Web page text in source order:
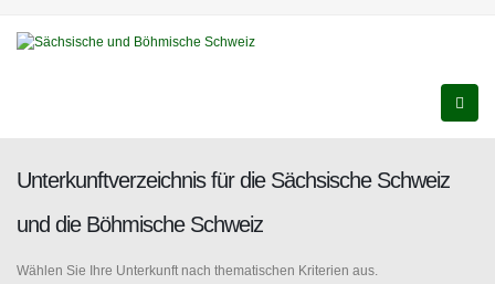
Unterkunftverzeichnis für die Sächsische Schweiz
und die Böhmische Schweiz
Wählen Sie Ihre Unterkunft nach thematischen Kriterien aus.